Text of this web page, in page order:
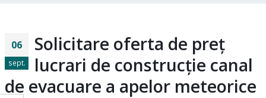
06
sept.
Solicitare oferta de preț
lucrari de construcție canal
de evacuare a apelor meteorice